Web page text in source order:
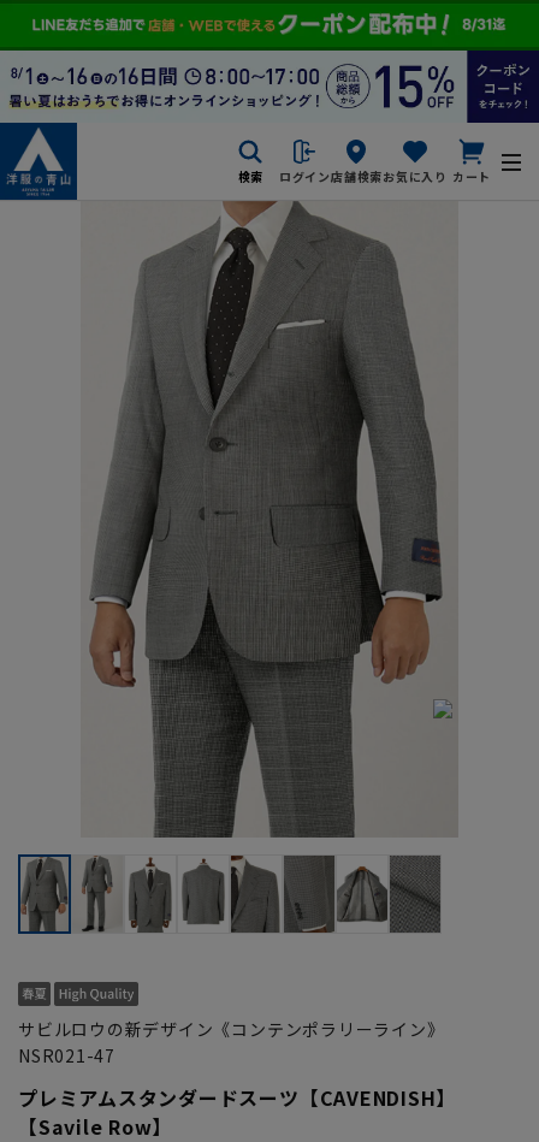
検索 ログイン店舗検索お気に入り カート
サビルロウの新デザイン《コンテンポラリーライン》
NSR021-47
プレミアムスタンダードスーツ【CAVENDISH】
【Savile Row】